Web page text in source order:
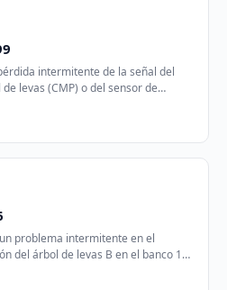
intermitente de la señal del
levas (CMP) o del sensor de
problema intermitente en el
del árbol de levas B en el banco 1.